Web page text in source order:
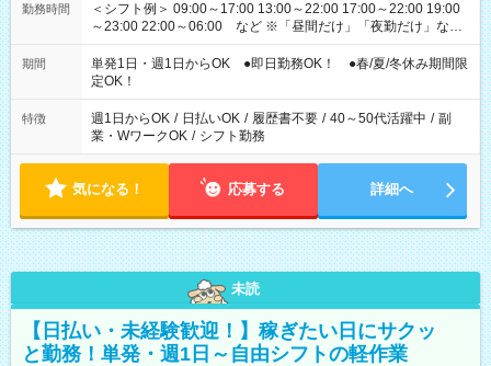
勤務時間
＜シフト例＞ 09:00～17:00 13:00～22:00 17:00～22:00 19:00
～23:00 22:00～06:00 など ※「昼間だけ」「夜勤だけ」など
の希望OK
期間
単発1日・週1日からOK ●即日勤務OK！ ●春/夏/冬休み期間限
定OK！
特徴 週1日からOK / 日払いOK / 履歴書不要 / 40～50代活躍中 / 副
業・WワークOK / シフト勤務
気になる！ 応募する 詳細へ
未読
【日払い・未経験歓迎！】稼ぎたい日にサクッ
と勤務！単発・週1日～自由シフトの軽作業